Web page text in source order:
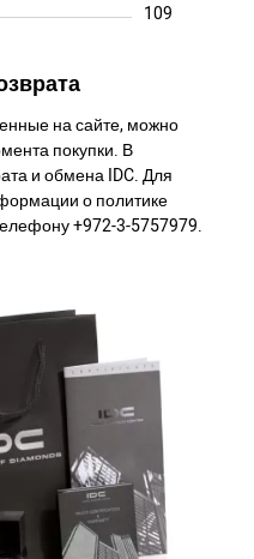
109
на сайте, можно
покупки. В
и обмена IDC. Для
о политике
+972-3-5757979.